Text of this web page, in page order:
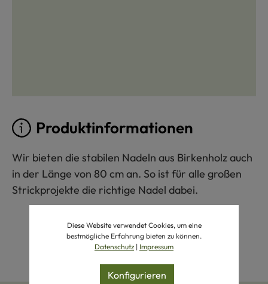
Produktinformationen
Wir bieten die stabilen Nadeln aus Birkenholz auch
in der Länge von 80 cm an. So ist für alle großen
Strickprojekte die richtige Nadel dabei.
Diese Website verwendet Cookies, um eine
bestmögliche Erfahrung bieten zu können.
Datenschutz | Impressum
Konfigurieren